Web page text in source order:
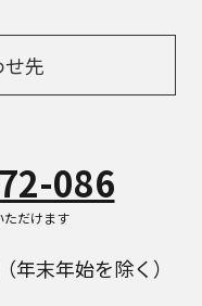
先
086
だけます
年末年始を除く）